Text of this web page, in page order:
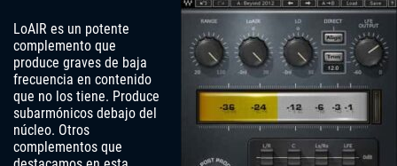
LoAIR es un potente
complemento que
produce graves de baja
frecuencia en contenido
que no los tiene. Produce
subarmónicos debajo del
núcleo. Otros
complementos que